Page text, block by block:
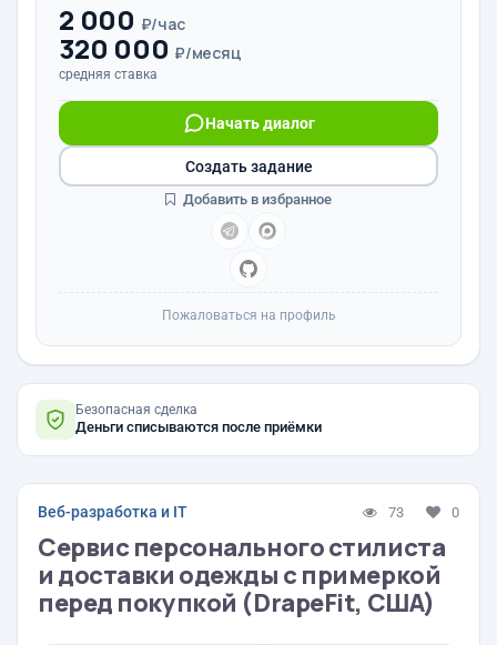
2 000 ₽/час
320 000 ₽/месяц
средняя ставка
Начать диалог
Создать задание
Добавить в избранное
Пожаловаться на профиль
Безопасная сделка
Деньги списываются после приёмки
Веб-разработка и IT 73 0
Сервис персонального стилиста
и доставки одежды с примеркой
перед покупкой (DrapeFit, США)